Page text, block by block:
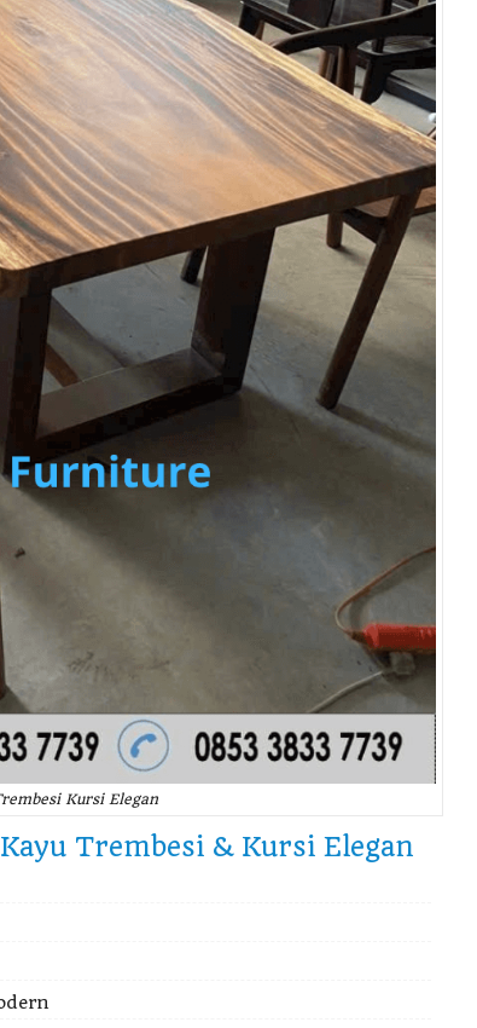
Kursi Elegan
Trembesi & Kursi Elegan